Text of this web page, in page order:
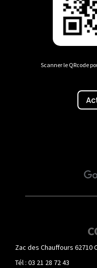
Scanner le QRcode
Zac des Chauffours 62710
Tél : 03 21 28 72 43